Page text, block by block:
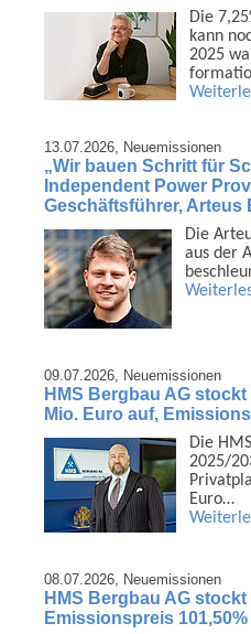
Die
kann
2025
13.07.2026, Neuemissionen
„Wir bauen Schritt für
Independent Power
Geschäftsführer, Arteus
Die
aus der
09.07.2026, Neuemissionen
HMS Bergbau AG stockt
Mio. Euro auf,
Die
2025/
Euro…
08.07.2026, Neuemissionen
HMS Bergbau AG stockt
Emissionspreis 101,50%